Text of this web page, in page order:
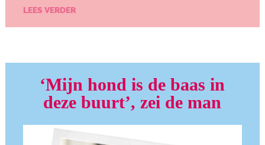
LEES VERDER
‘Mijn hond is de baas in
deze buurt’, zei de man